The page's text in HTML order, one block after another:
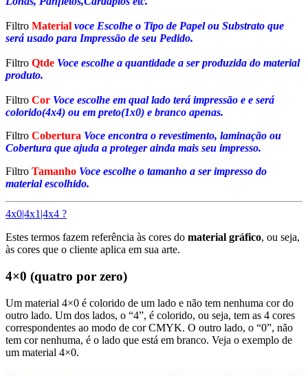
Filtro Material voce Escolhe o Tipo de Papel ou Substrato que
será usado para Impressão de seu Pedido.
Filtro Qtde Voce escolhe a quantidade a ser produzida do material
produto.
Filtro Cor Voce escolhe em qual lado terá impressão e e será
colorido(4x4) ou em preto(1x0) e branco apenas.
Filtro Cobertura Voce encontra o revestimento, laminação ou
Cobertura que ajuda a proteger ainda mais seu impresso.
Filtro Tamanho Voce escolhe o tamanho a ser impresso do
material escolhido.
4x0|4x1|4x4 ?
Estes termos fazem referência às cores do material gráfico, ou seja,
às cores que o cliente aplica em sua arte.
4×0 (quatro por zero)
Um material 4×0 é colorido de um lado e não tem nenhuma cor do
outro lado. Um dos lados, o “4”, é colorido, ou seja, tem as 4 cores
correspondentes ao modo de cor CMYK. O outro lado, o “0”, não
tem cor nenhuma, é o lado que está em branco. Veja o exemplo de
um material 4×0.